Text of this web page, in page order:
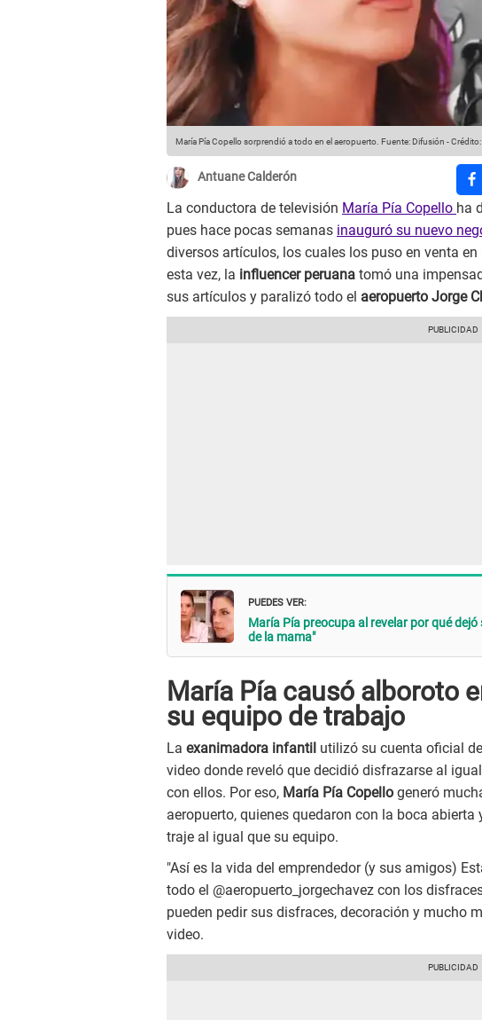
María Pía Copello sorprendió a todo en el aeropuerto. Fuente: Difusión -
Antuane Calderón
La conductora de televisión María Pía Copello ha
pues hace pocas semanas inauguró su nuevo
diversos artículos, los cuales los puso en venta
esta vez, la influencer peruana tomó una
sus artículos y paralizó todo el aeropuerto Jorge
PUEDES VER:
María Pía preocupa al revelar por qué
de la mama"
María Pía causó alboroto
su equipo de trabajo
La exanimadora infantil utilizó su cuenta oficial
video donde reveló que decidió disfrazarse al
con ellos. Por eso, María Pía Copello generó
aeropuerto, quienes quedaron con la boca
traje al igual que su equipo.
"Así es la vida del emprendedor (y sus amigos)
todo el @aeropuerto_jorgechavez con los
pueden pedir sus disfraces, decoración y mucho
video.